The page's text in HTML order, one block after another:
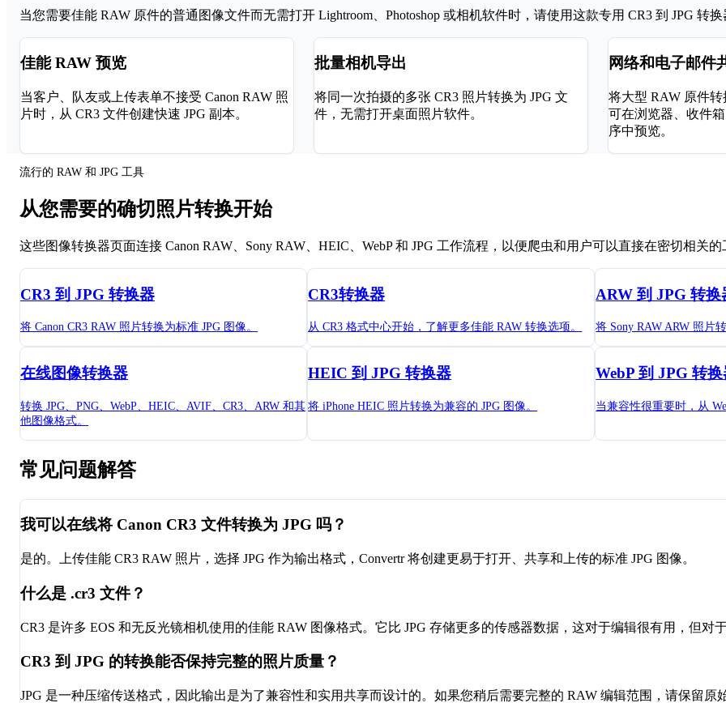
当您需要佳能 RAW 原件的普通图像文件而无需打开 Lightroom、Photoshop 或相机软件时，请使用这款专用 CR3 到 JPG 转换
佳能 RAW 预览
当客户、队友或上传表单不接受 Canon RAW 照
片时，从 CR3 文件创建快速 JPG 副本。
批量相机导出
将同一次拍摄的多张 CR3 照片转换为 JPG 文
件，无需打开桌面照片软件。
网络和电子邮件
将大型 RAW 原件转
可在浏览器、收件
序中预览。
流行的 RAW 和 JPG 工具
从您需要的确切照片转换开始
这些图像转换器页面连接 Canon RAW、Sony RAW、HEIC、WebP 和 JPG 工作流程，以便爬虫和用户可以直接在密切相关的
CR3 到 JPG 转换器
将 Canon CR3 RAW 照片转换为标准 JPG 图像。
CR3转换器
从 CR3 格式中心开始，了解更多佳能 RAW 转换选项。
ARW 到 JPG 转换
将 Sony RAW ARW 照片
在线图像转换器
转换 JPG、PNG、WebP、HEIC、AVIF、CR3、ARW 和其
他图像格式。
HEIC 到 JPG 转换器
将 iPhone HEIC 照片转换为兼容的 JPG 图像。
WebP 到 JPG 转
当兼容性很重要时，从
常见问题解答
我可以在线将 Canon CR3 文件转换为 JPG 吗？
是的。上传佳能 CR3 RAW 照片，选择 JPG 作为输出格式，Convertr 将创建更易于打开、共享和上传的标准 JPG 图像。
什么是 .cr3 文件？
CR3 是许多 EOS 和无反光镜相机使用的佳能 RAW 图像格式。它比 JPG 存储更多的传感器数据，这对于编辑很有用，但对
CR3 到 JPG 的转换能否保持完整的照片质量？
JPG 是一种压缩传送格式，因此输出是为了兼容性和实用共享而设计的。如果您稍后需要完整的 RAW 编辑范围，请保留原始